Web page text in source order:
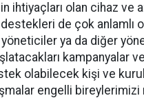
ihtiyaçları olan cihaz ve
de çok anlamlı
ya da diğer
kampanyalar
olabilecek kişi ve
engelli bireylerimizi